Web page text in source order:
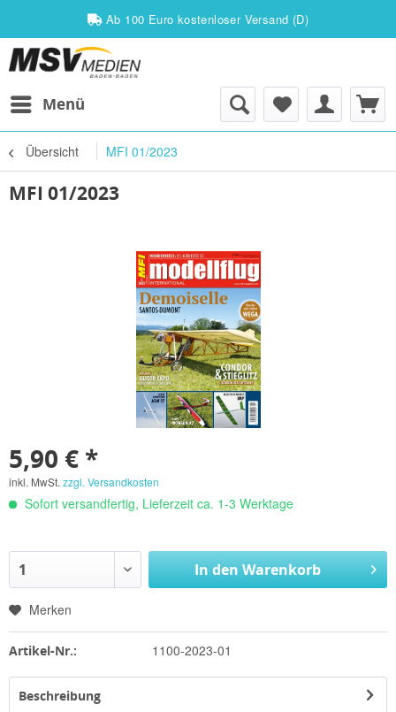
Ab 100 Euro kostenloser Versand (D)
Menü
Übersicht MFI 01/2023
MFI 01/2023
5,90 € *
inkl. MwSt. zzgl. Versandkosten
Sofort versandfertig, Lieferzeit ca. 1-3 Werktage
In denWarenkorb
Merken
Artikel-Nr.: 1100-2023-01
Beschreibung